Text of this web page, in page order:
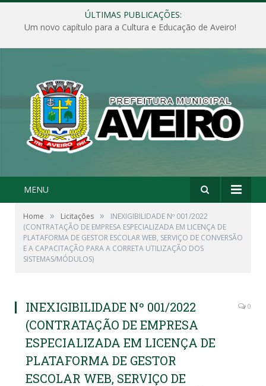
ÚLTIMAS PUBLICAÇÕES:
Um novo capítulo para a Cultura e Educação de Aveiro!
MENU
Home » Licitações »
INEXIGIBILIDADE Nº 001/2022
(CONTRATAÇÃO DE EMPRESA ESPECIALIZADA EM LICENÇA DE
PLATAFORMA DE GESTOR ESCOLAR WEB, SERVIÇO DE CONVERSÃO
E A CAPACITAÇÃO PARA A CORRETA UTILIZAÇÃO DOS
SISTEMAS/MÓDULOS)
INEXIGIBILIDADE Nº 001/2022
(CONTRATAÇÃO DE EMPRESA
ESPECIALIZADA EM LICENÇA DE
PLATAFORMA DE GESTOR
ESCOLAR WEB, SERVIÇO DE
0